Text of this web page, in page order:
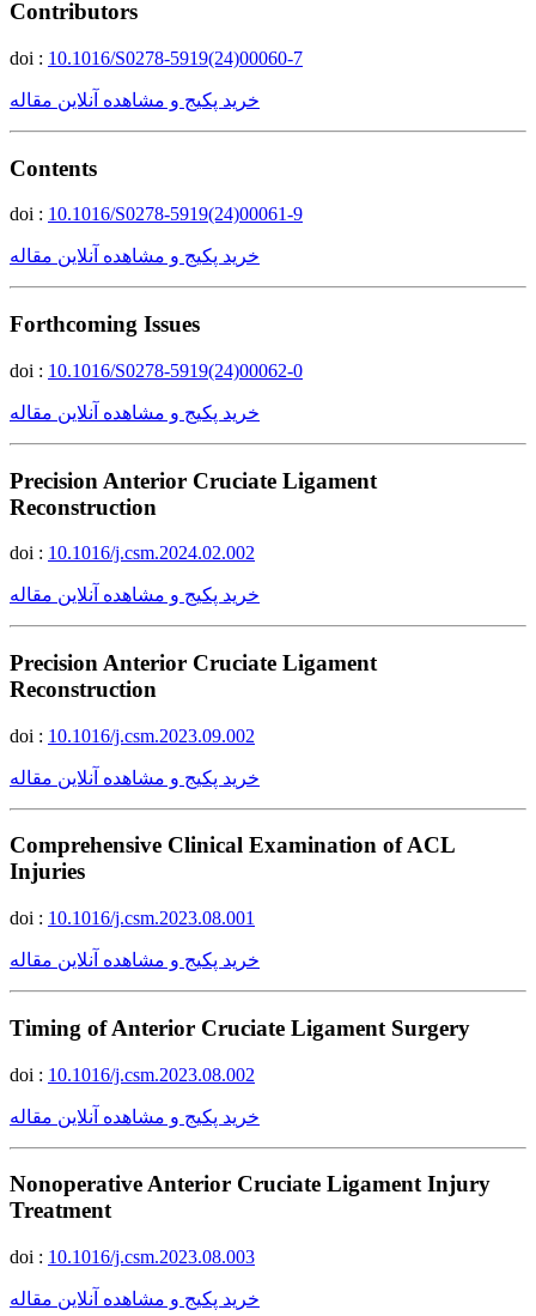
Contributors
doi : 10.1016/S0278-5919(24)00060-7
خرید پکیج و مشاهده آنلاین مقاله
Contents
doi : 10.1016/S0278-5919(24)00061-9
خرید پکیج و مشاهده آنلاین مقاله
Forthcoming Issues
doi : 10.1016/S0278-5919(24)00062-0
خرید پکیج و مشاهده آنلاین مقاله
Precision Anterior Cruciate Ligament
Reconstruction
doi : 10.1016/j.csm.2024.02.002
خرید پکیج و مشاهده آنلاین مقاله
Precision Anterior Cruciate Ligament
Reconstruction
doi : 10.1016/j.csm.2023.09.002
خرید پکیج و مشاهده آنلاین مقاله
Comprehensive Clinical Examination of ACL
Injuries
doi : 10.1016/j.csm.2023.08.001
خرید پکیج و مشاهده آنلاین مقاله
Timing of Anterior Cruciate Ligament Surgery
doi : 10.1016/j.csm.2023.08.002
خرید پکیج و مشاهده آنلاین مقاله
Nonoperative Anterior Cruciate Ligament Injury
Treatment
doi : 10.1016/j.csm.2023.08.003
خرید پکیج و مشاهده آنلاین مقاله